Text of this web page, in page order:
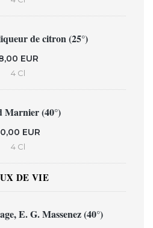
de citron (25°)
EUR
4 Cl
Marnier (40°)
EUR
4 Cl
DE VIE
E. G. Massenez (40°)